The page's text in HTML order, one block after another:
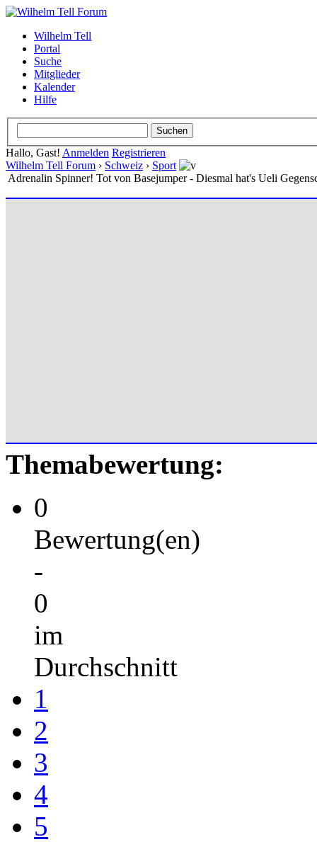
Wilhelm Tell
Portal
Suche
Mitglieder
Kalender
Hilfe
Hallo, Gast! Anmelden Registrieren
Wilhelm Tell Forum › Schweiz › Sport
Adrenalin Spinner! Tot von Basejumper - Diesmal hat's Ueli
Themabewertung:
0
Bewertung(en)
-
0
im
Durchschnitt
1
2
3
4
5